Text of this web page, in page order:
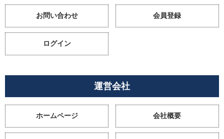
お問い合わせ 会員登録
ログイン
運営会社
ホームページ 会社概要